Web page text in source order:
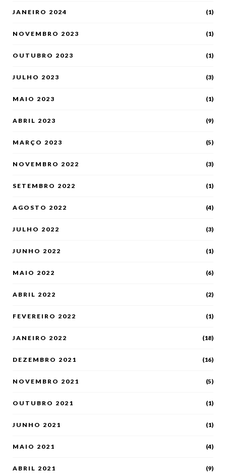
JANEIRO 2024 (1)
NOVEMBRO 2023 (1)
OUTUBRO 2023 (1)
JULHO 2023 (3)
MAIO 2023 (1)
ABRIL 2023 (9)
MARÇO 2023 (5)
NOVEMBRO 2022 (3)
SETEMBRO 2022 (1)
AGOSTO 2022 (4)
JULHO 2022 (3)
JUNHO 2022 (1)
MAIO 2022 (6)
ABRIL 2022 (2)
FEVEREIRO 2022 (1)
JANEIRO 2022 (18)
DEZEMBRO 2021 (16)
NOVEMBRO 2021 (5)
OUTUBRO 2021 (1)
JUNHO 2021 (1)
MAIO 2021 (4)
ABRIL 2021 (9)